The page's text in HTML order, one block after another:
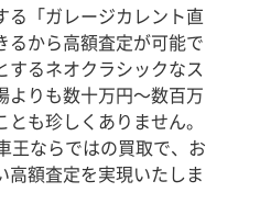
る「ガレージカレント直
るから高額査定が可能で
するネオクラシックなス
よりも数十万円～数百万
も珍しくありません。
王ならではの買取で、お
額査定を実現いたしま